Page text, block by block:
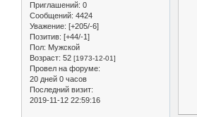
Приглашений: 0
Сообщений: 4424
Уважение: [+205/-6]
Позитив: [+44/-1]
Пол: Мужской
Возраст: 52 [1973-12-01]
Провел на форуме:
20 дней 0 часов
Последний визит:
2019-11-12 22:59:16